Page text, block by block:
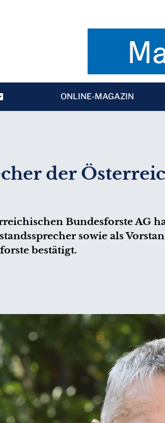
ONLINE-MAGAZIN
der
Bundesforste AG
sowie als
bestätigt.